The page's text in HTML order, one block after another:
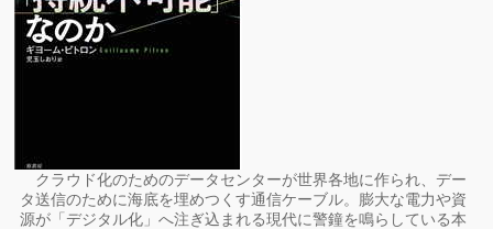
クラウド化のためのデータセンターが世界各地に作られ、デー
タ送信のために海底を埋めつくす通信ケーブル。膨大な電力や資
源が「デジタル化」へ注ぎ込まれる現代に警鐘を鳴らしている本